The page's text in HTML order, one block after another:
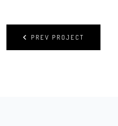
PREV PROJECT